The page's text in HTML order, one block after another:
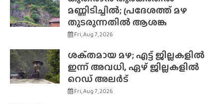
മണ്ണിടിച്ചിൽ; പ്രദേശത്ത് മഴ
തുടരുന്നതിൽ ആശങ്ക
Fri, Aug 7, 2026
ശക്‌തമായ മഴ; എട്ട് ജില്ലകളിൽ
ഇന്ന് അവധി, ഏഴ് ജില്ലകളിൽ
റെഡ് അലർട്
Fri, Aug 7, 2026